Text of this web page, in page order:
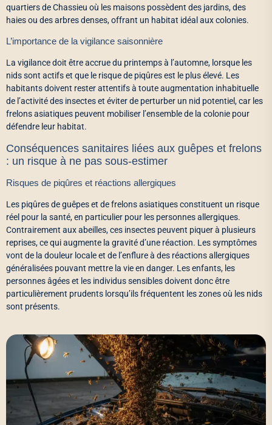
quartiers de Chassieu où les maisons possèdent des jardins, des
haies ou des arbres denses, offrant un habitat idéal aux colonies.
L’importance de la vigilance saisonnière
La vigilance doit être accrue du printemps à l’automne, lorsque les
nids sont actifs et que le risque de piqûres est le plus élevé. Les
habitants doivent rester attentifs à toute augmentation inhabituelle
de l’activité des insectes et éviter de perturber un nid potentiel, car les
frelons asiatiques peuvent mobiliser l’ensemble de la colonie pour
défendre leur habitat.
Conséquences sanitaires liées aux guêpes et frelons
: un risque à ne pas sous-estimer
Risques de piqûres et réactions allergiques
Les piqûres de guêpes et de frelons asiatiques constituent un risque
réel pour la santé, en particulier pour les personnes allergiques.
Contrairement aux abeilles, ces insectes peuvent piquer à plusieurs
reprises, ce qui augmente la gravité d’une réaction. Les symptômes
vont de la douleur locale et de l’enflure à des réactions allergiques
généralisées pouvant mettre la vie en danger. Les enfants, les
personnes âgées et les individus sensibles doivent donc être
particulièrement prudents lorsqu’ils fréquentent les zones où les nids
sont présents.